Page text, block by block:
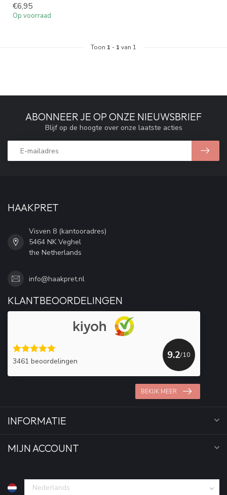
€6,95
Op voorraad
Toon 1 - 1 van 1
ABONNEER JE OP ONZE NIEUWSBRIEF
Blijf op de hoogte over onze laatste acties
HAAKPRET
Visven 8 (kantooradres)
5464 NK Veghel
the Netherlands
info@haakpret.nl
KLANTBEOORDELINGEN
3461 beoordelingen
9.2/10
BEKIJK MEER
INFORMATIE
MIJN ACCOUNT